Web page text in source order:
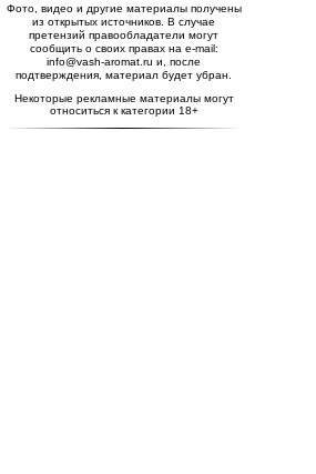
Фото, видео и другие материалы получены
из открытых источников. В случае
претензий правообладатели могут
сообщить о своих правах на e-mail:
info@vash-aromat.ru и, после
подтверждения, материал будет убран.
Некоторые рекламные материалы могут
относиться к категории 18+